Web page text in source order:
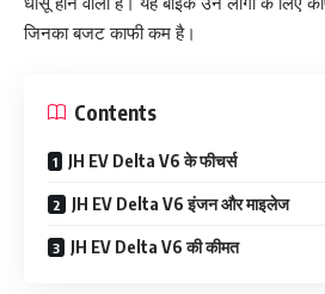
जिनका बजट काफी कम है।
Contents
JH EV Delta V6 के फीचर्स
JH EV Delta V6 इंजन और माइलेज
JH EV Delta V6 की कीमत